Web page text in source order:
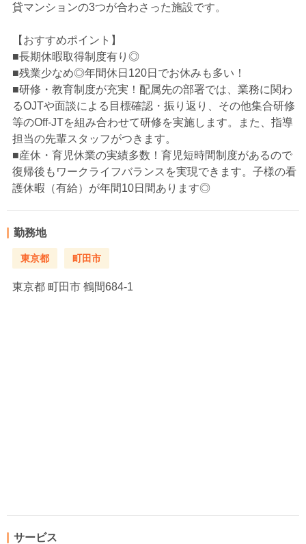
貸マンションの3つが合わさった施設です。
【おすすめポイント】
■長期休暇取得制度有り◎
■残業少なめ◎年間休日120日でお休みも多い！
■研修・教育制度が充実！配属先の部署では、業務に関わ
るOJTや面談による目標確認・振り返り、その他集合研修
等のOff-JTを組み合わせて研修を実施します。また、指導
担当の先輩スタッフがつきます。
■産休・育児休業の実績多数！育児短時間制度があるので
復帰後もワークライフバランスを実現できます。子様の看
護休暇（有給）が年間10日間あります◎
勤務地
東京都 町田市
東京都 町田市 鶴間684-1
サービス